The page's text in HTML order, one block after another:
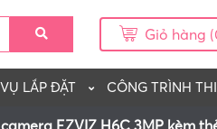
Giỏ hàng
LẮP ĐẶT CÔNG TRÌNH